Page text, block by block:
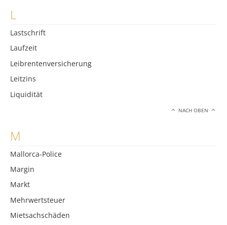
L
Lastschrift
Laufzeit
Leibrentenversicherung
Leitzins
Liquidität
NACH OBEN
M
Mallorca-Police
Margin
Markt
Mehrwertsteuer
Mietsachschäden